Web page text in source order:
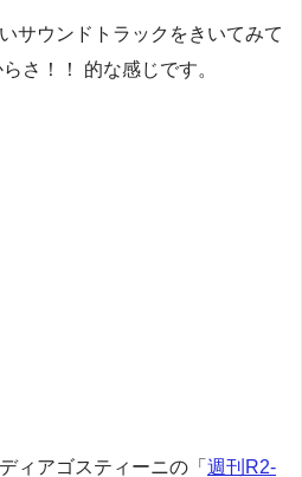
サウンドトラックをきいてみて
さ！！ 的な感じです。
ィアゴスティーニの「 週刊R2-